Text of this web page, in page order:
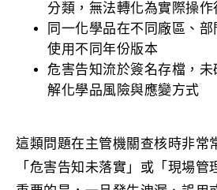
分類，無法轉化為實際操作
同一化學品在不同廠區、
使用不同年份版本
危害告知流於簽名存檔，
解化學品風險與應變方式
這類問題在主管機關查核時非常
「危害告知未落實」或「現場管